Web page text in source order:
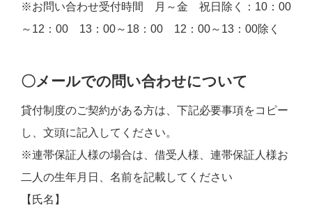
※お問い合わせ受付時間 月～金 祝日除く：10：00
～12：00 13：00～18：00 12：00～13：00除く
〇メールでの問い合わせについて
貸付制度のご契約がある方は、下記必要事項をコピー
し、文頭に記入してください。
※連帯保証人様の場合は、借受人様、連帯保証人様お
二人の生年月日、名前を記載してください
【氏名】